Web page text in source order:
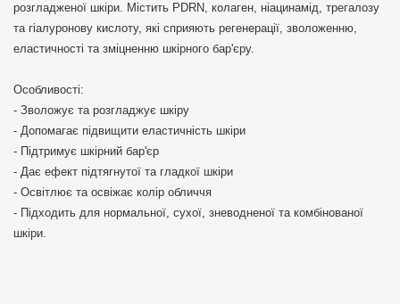
розгладженої шкіри. Містить PDRN, колаген, ніацинамід, трегалозу
та гіалуронову кислоту, які сприяють регенерації, зволоженню,
еластичності та зміцненню шкірного бар'єру.
Особливості:
- Зволожує та розгладжує шкіру
- Допомагає підвищити еластичність шкіри
- Підтримує шкірний бар'єр
- Дає ефект підтягнутої та гладкої шкіри
- Освітлює та освіжає колір обличчя
- Підходить для нормальної, сухої, зневодненої та комбінованої
шкіри.